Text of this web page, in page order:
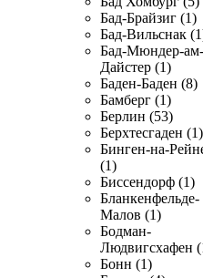
Бад-Брайзиг (1)
Бад-Вильснак
Бад-Мюндер-ам-
Дайстер (1)
Баден-Баден (8)
Бамберг (1)
Берлин (53)
Берхтесгаден (1)
Бинген-на-
(1)
Биссендорф (1)
Бланкенфельде-
Малов (1)
Бодман-
Людвигсхафен
Бонн (1)